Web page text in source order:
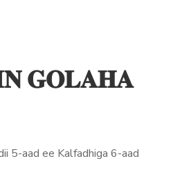
𝐆𝐎𝐋𝐀𝐇𝐀
5-aad ee Kalfadhiga 6-aad